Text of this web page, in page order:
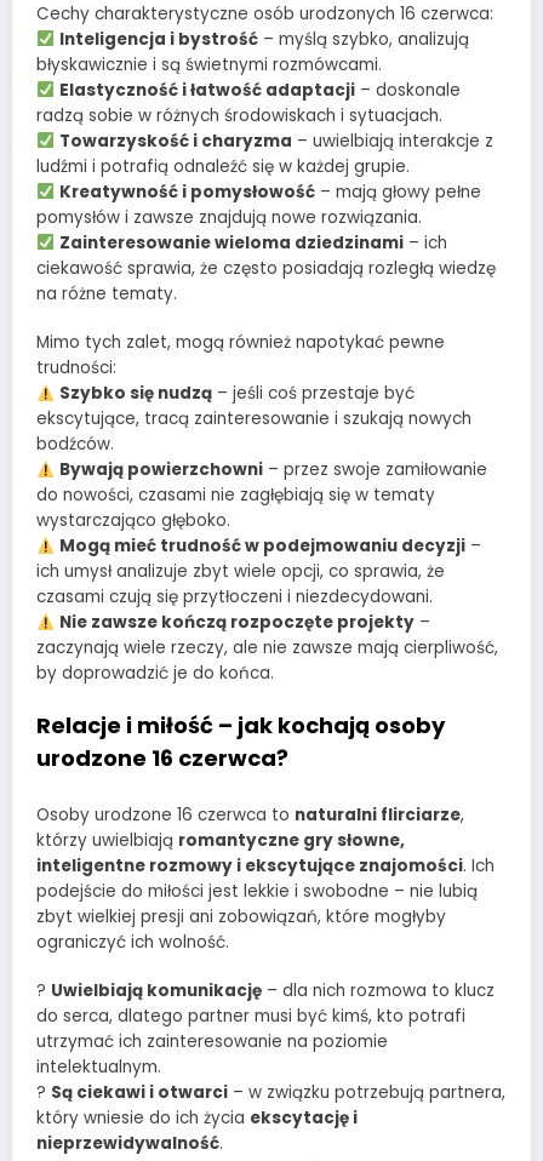
Cechy charakterystyczne osób urodzonych 16 czerwca:
Inteligencja i bystrość – myślą szybko, analizują
błyskawicznie i są świetnymi rozmówcami.
Elastyczność i łatwość adaptacji – doskonale
radzą sobie w różnych środowiskach i sytuacjach.
Towarzyskość i charyzma – uwielbiają interakcje z
ludźmi i potrafią odnaleźć się w każdej grupie.
Kreatywność i pomysłowość – mają głowy pełne
pomysłów i zawsze znajdują nowe rozwiązania.
Zainteresowanie wieloma dziedzinami – ich
ciekawość sprawia, że często posiadają rozległą wiedzę
na różne tematy.
Mimo tych zalet, mogą również napotykać pewne
trudności:
Szybko się nudzą – jeśli coś przestaje być
ekscytujące, tracą zainteresowanie i szukają nowych
bodźców.
Bywają powierzchowni – przez swoje zamiłowanie
do nowości, czasami nie zagłębiają się w tematy
wystarczająco głęboko.
Mogą mieć trudność w podejmowaniu decyzji –
ich umysł analizuje zbyt wiele opcji, co sprawia, że
czasami czują się przytłoczeni i niezdecydowani.
Nie zawsze kończą rozpoczęte projekty –
zaczynają wiele rzeczy, ale nie zawsze mają cierpliwość,
by doprowadzić je do końca.
Relacje i miłość – jak kochają osoby
urodzone 16 czerwca?
Osoby urodzone 16 czerwca to naturalni flirciarze,
którzy uwielbiają romantyczne gry słowne,
inteligentne rozmowy i ekscytujące znajomości. Ich
podejście do miłości jest lekkie i swobodne – nie lubią
zbyt wielkiej presji ani zobowiązań, które mogłyby
ograniczyć ich wolność.
? Uwielbiają komunikację – dla nich rozmowa to klucz
do serca, dlatego partner musi być kimś, kto potrafi
utrzymać ich zainteresowanie na poziomie
intelektualnym.
? Są ciekawi i otwarci – w związku potrzebują partnera,
który wniesie do ich życia ekscytację i
nieprzewidywalność.